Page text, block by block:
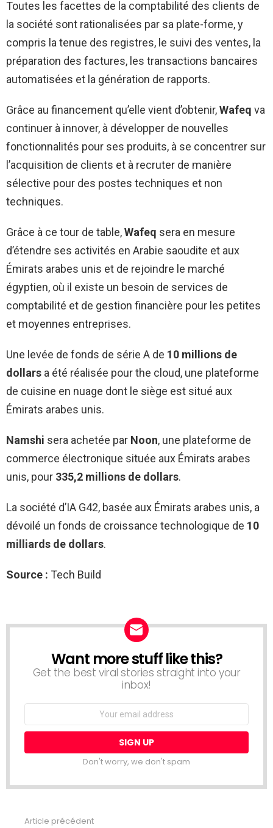
Toutes les facettes de la comptabilité des clients de
la société sont rationalisées par sa plate-forme, y
compris la tenue des registres, le suivi des ventes, la
préparation des factures, les transactions bancaires
automatisées et la génération de rapports.
Grâce au financement qu’elle vient d’obtenir,Wafeq va
continuer à innover, à développer de nouvelles
fonctionnalités pour ses produits, à se concentrer sur
l’acquisition de clients et à recruter de manière
sélective pour des postes techniques et non
techniques.
Grâce à ce tour de table,Wafeq sera en mesure
d’étendre ses activités en Arabie saoudite et aux
Émirats arabes unis et de rejoindre le marché
égyptien, où il existe un besoin de services de
comptabilité et de gestion financière pour les petites
et moyennes entreprises.
Une levée de fonds de série A de 10 millions de
dollars a été réalisée pour the cloud, une plateforme
de cuisine en nuage dont le siège est situé aux
Émirats arabes unis.
Namshi sera achetée par Noon, une plateforme de
commerce électronique située aux Émirats arabes
unis, pour 335,2 millions de dollars.
La société d’IA G42, basée aux Émirats arabes unis, a
dévoilé un fonds de croissance technologique de 10
milliards de dollars.
Source : Tech Build
NEWSLETTER
Want more stuff like this?
Get the best viral stories straight into your
inbox!
Email
Don't worry, we don't spam
Article précédent